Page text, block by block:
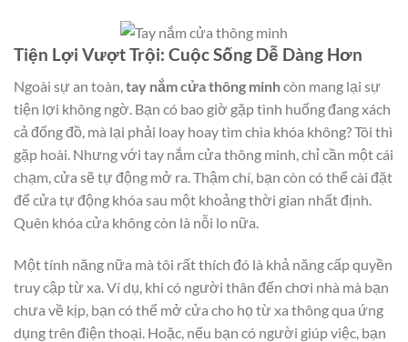
Tiện Lợi Vượt Trội: Cuộc Sống Dễ Dàng Hơn
Ngoài sự an toàn,tay nắm cửa thông minhcòn mang lại sự
tiện lợi không ngờ. Bạn có bao giờ gặp tình huống đang xách
cả đống đồ, mà lại phải loay hoay tìm chìa khóa không? Tôi thì
gặp hoài. Nhưng với tay nắm cửa thông minh, chỉ cần một cái
chạm, cửa sẽ tự động mở ra. Thậm chí, bạn còn có thể cài đặt
để cửa tự động khóa sau một khoảng thời gian nhất định.
Quên khóa cửa không còn là nỗi lo nữa.
Một tính năng nữa mà tôi rất thích đó là khả năng cấp quyền
truy cập từ xa. Ví dụ, khi có người thân đến chơi nhà mà bạn
chưa về kịp, bạn có thể mở cửa cho họ từ xa thông qua ứng
dụng trên điện thoại. Hoặc, nếu bạn có người giúp việc, bạn